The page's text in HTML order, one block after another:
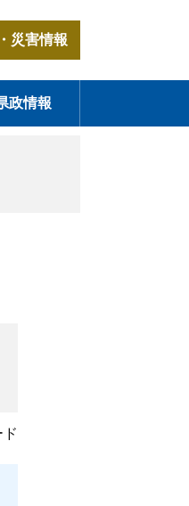
災害情報
政情報